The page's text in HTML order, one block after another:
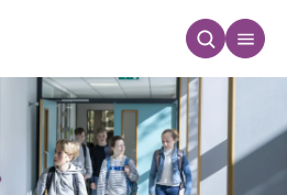
brugklassers